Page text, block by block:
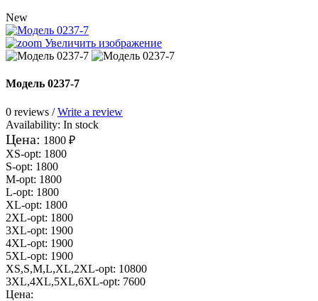
New
Увеличить изображение
Модель 0237-7
0 reviews /Write a review
Availability: In stock
Цена: 1800 ₽
XS-opt: 1800
S-opt: 1800
M-opt: 1800
L-opt: 1800
XL-opt: 1800
2XL-opt: 1800
3XL-opt: 1900
4XL-opt: 1900
5XL-opt: 1900
XS,S,M,L,XL,2XL-opt: 10800
3XL,4XL,5XL,6XL-opt: 7600
Цена: